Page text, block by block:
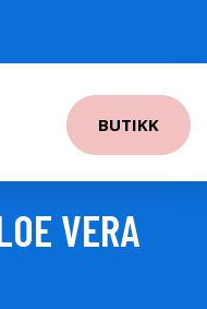
BUTIKK
VERA